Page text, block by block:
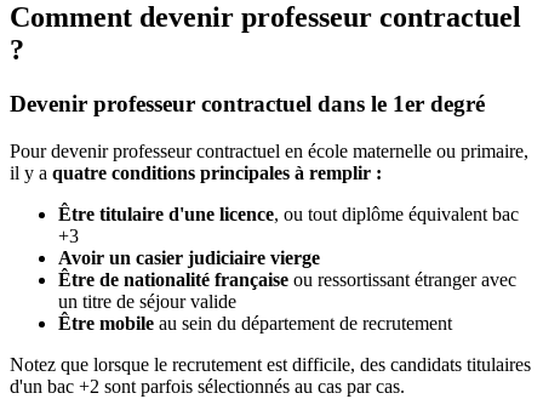
Comment devenir professeur contractuel
?
Devenir professeur contractuel dans le 1er degré
Pour devenir professeur contractuel en école maternelle ou primaire,
il y a quatre conditions principales à remplir :
Être titulaire d'une licence, ou tout diplôme équivalent bac
+3
Avoir un casier judiciaire vierge
Être de nationalité française ou ressortissant étranger avec
un titre de séjour valide
Être mobile au sein du département de recrutement
Notez que lorsque le recrutement est difficile, des candidats titulaires
d'un bac +2 sont parfois sélectionnés au cas par cas.